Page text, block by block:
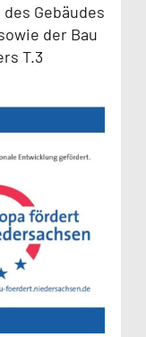
Gebäudes
der Bau
T.3